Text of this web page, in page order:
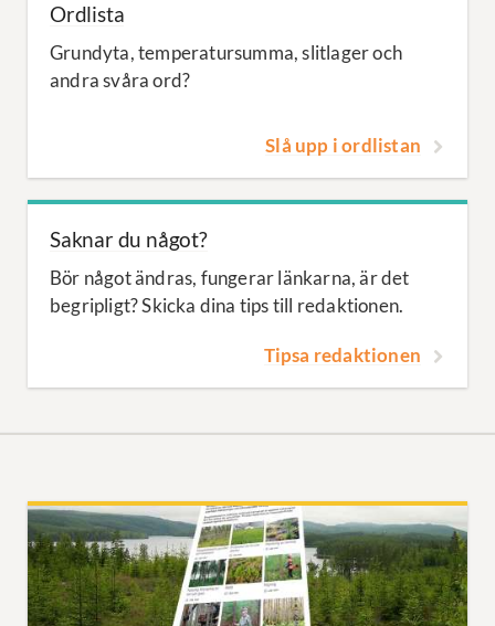
Ordlista
Grundyta, temperatursumma, slitlager och
andra svåra ord?
Slå upp i ordlistan
Saknar du något?
Bör något ändras, fungerar länkarna, är det
begripligt? Skicka dina tips till redaktionen.
Tipsa redaktionen